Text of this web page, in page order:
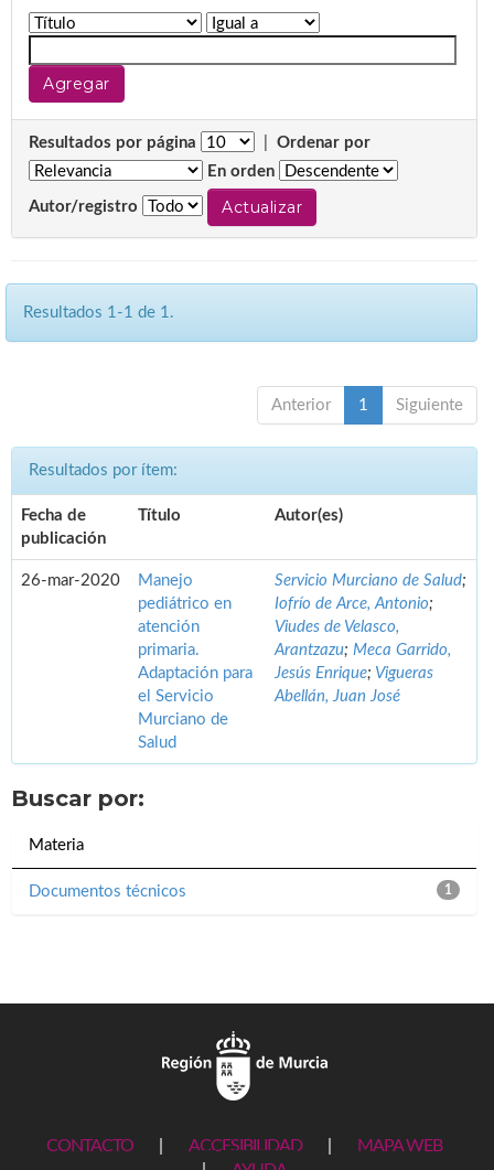
Resultados por página
Ordenar por
En orden
Autor/registro
Resultados 1-1 de 1.
Anterior 1 Siguiente
Resultados por ítem:
Fecha de
publicación
Título Autor(es)
26-mar-2020
Manejo
pediátrico en
atención
primaria.
Adaptación para
el Servicio
Murciano de
Salud
Servicio Murciano de Salud;
Iofrío de Arce, Antonio;
Viudes de Velasco,
Arantzazu; Meca Garrido,
Jesús Enrique; Vigueras
Abellán, Juan José
Buscar por:
Materia
1
Documentos técnicos
CONTACTO ACCESIBILIDAD
MAPA WEB